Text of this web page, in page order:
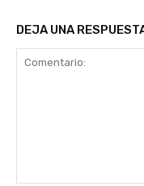
DEJA UNA